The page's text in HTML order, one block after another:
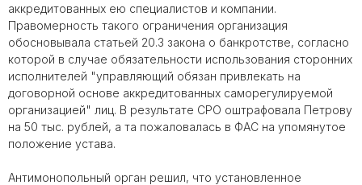
аккредитованных ею специалистов и компании.
Правомерность такого ограничения организация
обосновывала статьей 20.3 закона о банкротстве, согласно
которой в случае обязательности использования сторонних
исполнителей "управляющий обязан привлекать на
договорной основе аккредитованных саморегулируемой
организацией" лиц. В результате СРО оштрафовала Петрову
на 50 тыс. рублей, а та пожаловалась в ФАС на упомянутое
положение устава.
Антимонопольный орган решил, что установленное